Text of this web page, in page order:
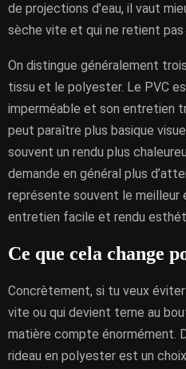
de projections d’eau, il vaut
sèche vite et qui ne retient pas
On distingue généralement
tissu et le polyester. Le PVC
imperméable et son entretien
peut paraître plus basique
souvent un rendu plus
demande en général plus
représente souvent le meilleur
entretien facile et rendu
Ce que cela change
Concrètement, si tu veux
vite ou qui devient terne au
matière compte énormément.
rideau en polyester est un